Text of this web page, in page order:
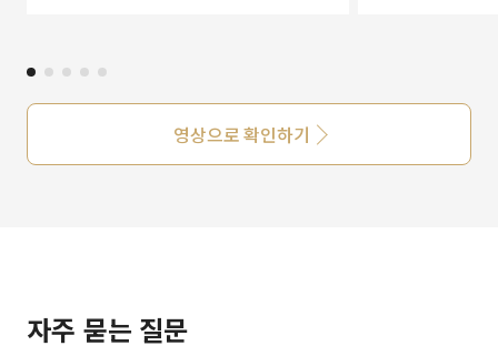
영상으로 확인하기
자주 묻는 질문